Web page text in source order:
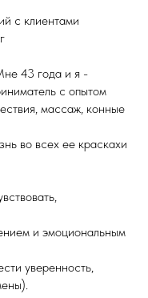
с клиентами
43 года и я -
с опытом
массаж, конные
во всех ее краскахи
и эмоциональным
уверенность,